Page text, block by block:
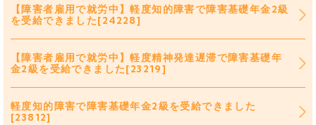
【障害者雇用で就労中】軽度知的障害で障害基礎年金2級
を受給できました[24228]
【障害者雇用で就労中】軽度精神発達遅滞で障害基礎年
金2級を受給できました[23219]
軽度知的障害で障害基礎年金2級を受給できました
[23812]